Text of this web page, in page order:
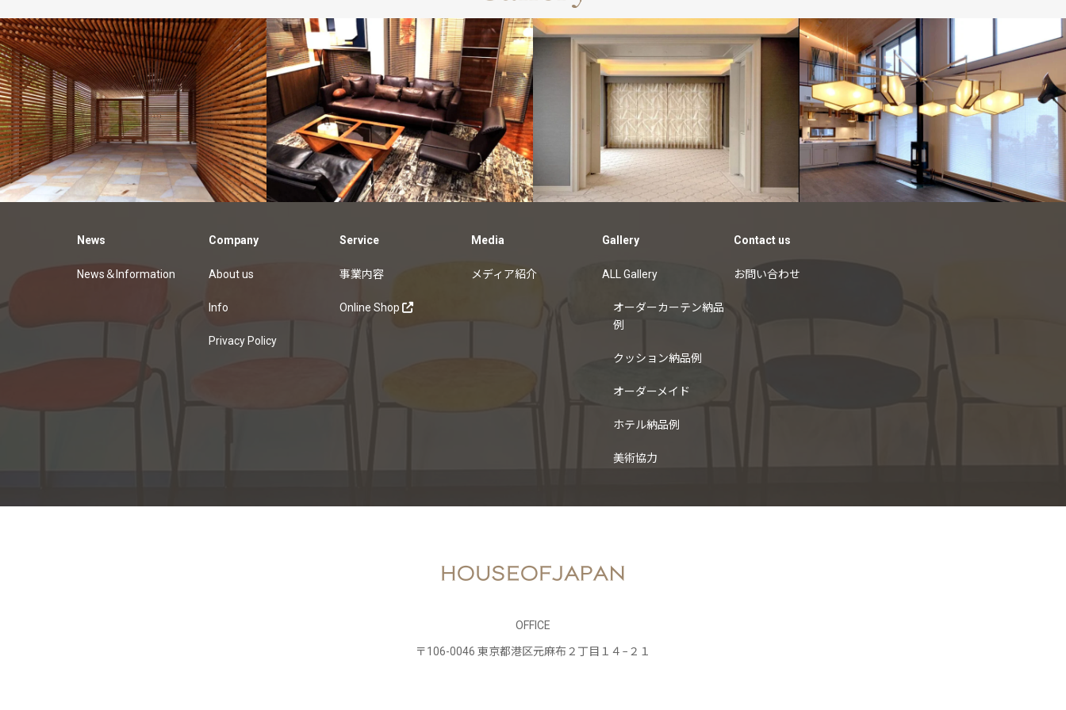
customers made-to-
ホテル納品例
美術協力
customers オーダーカー
customers オーダーカー
News
News＆Information
Company
About us
Info
Privacy Policy
Service
事業内容
Online Shop
Media
メディア紹介
Gallery
ALL Gallery
オーダーカーテン納品
例
クッション納品例
オーダーメイド
ホテル納品例
美術協力
Contact us
お問い合わせ
OFFICE
〒106-0046 東京都港区元麻布２丁目１４−２１